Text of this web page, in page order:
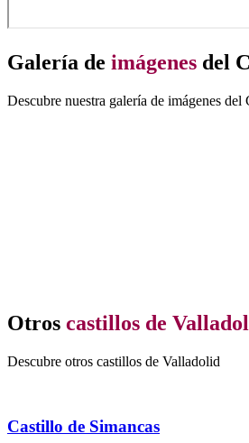
Galería de imágenes del
Descubre nuestra galería de imágenes
Otros castillos de
Descubre otros castillos de Valladolid
Castillo de Simancas